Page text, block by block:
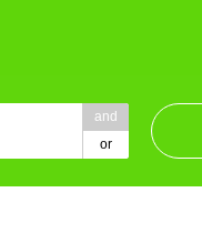
and
or